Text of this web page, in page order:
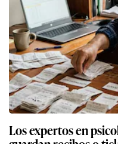
Los expertos en